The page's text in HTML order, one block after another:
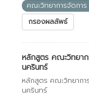
คณะวิทยาการจัดการ
กรองผลลัพธ์
หลักสูตร คณะวิทยาก
นครินทร์
หลักสูตร คณะวิทยากา
นครินทร์